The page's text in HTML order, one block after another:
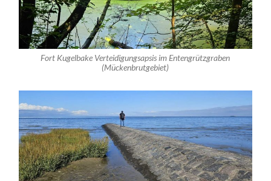
Fort Kugelbake Verteidigungsapsis im Entengrützgraben
(Mückenbrutgebiet)